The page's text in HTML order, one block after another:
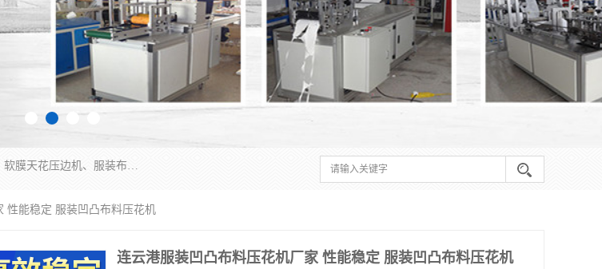
常州联宇机电自动化科技有限公司主营产品：pvc塑料焊机、高频热合机、软膜天花压边机、服装布料凹凸压花机、布料3d压印设备、服装植胶设备、超声波布料花边机、无纺布热合机、全自动压花机。
性能稳定 服装凹凸布料压花机
连云港服装凹凸布料压花机厂家 性能稳定 服装凹凸布料压花机